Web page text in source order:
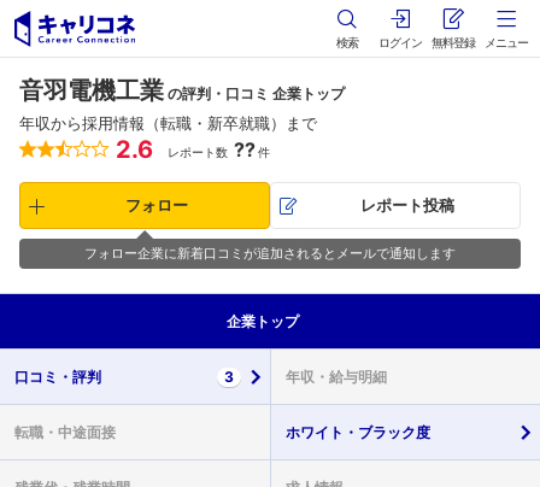
検索 ログイン 無料登録 メニュー
音羽電機工業 の評判・口コミ 企業トップ
年収から採用情報（転職・新卒就職）まで
2.6 レポート数 ??件
フォロー レポート投稿
フォロー企業に新着口コミが追加されるとメールで通知します
企業 トップ
口コミ・ 評判 3 年収・ 給与明細
転職・ 中途面接 ホワイト・ ブラック度